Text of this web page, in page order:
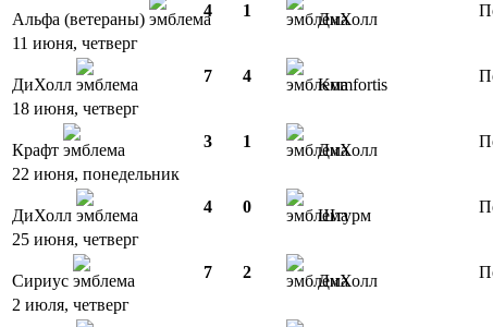
Альфа (ветераны) 4 1 ДиХолл
11 июня, четверг
ДиХолл 7 4 Komfortis
18 июня, четверг
Крафт 3 1 ДиХолл
22 июня, понедельник
ДиХолл 4 0 Штурм
25 июня, четверг
Сириус 7 2 ДиХолл
2 июля, четверг